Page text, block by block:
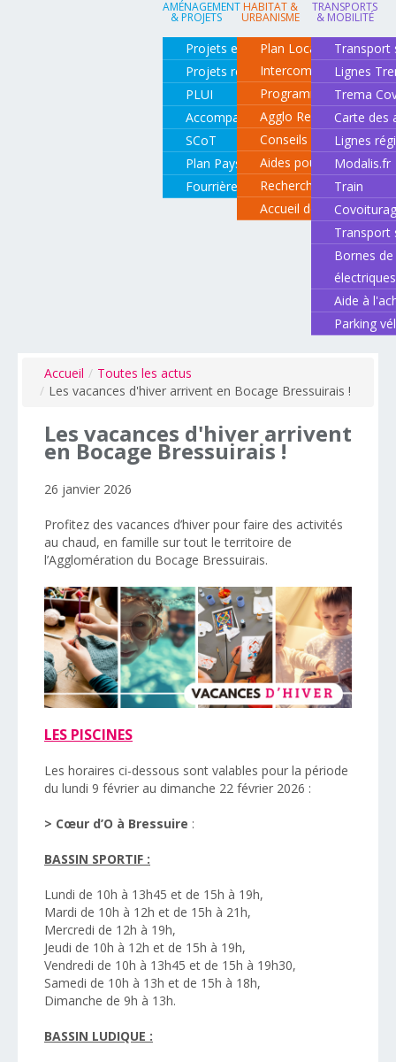
AMÉNAGEMENT
& PROJETS
Projets en cours
Projets réalisés
PLUI
Accompagnement de projets
SCoT
Plan Paysage
Fourrière animale
HABITAT &
URBANISME
Plan Local d'Urbanisme
Intercommunal
Programme local de
Agglo Renov
Conseils pour rénover
Aides pour rénover
Recherche d'un
Accueil des gens du
TRANSPORTS
& MOBILITÉ
Transport
Lignes
Trema
Carte des
Lignes
Modalis.fr
Train
Transport
Bornes
électriques
Aide à
Parking
Accueil / Toutes les actus
/ Les vacances d'hiver arrivent en Bocage Bressuirais !
Les vacances d'hiver arrivent
enBocage Bressuirais!
26 janvier 2026
Profitez des vacances d’hiver pour faire des activités
au chaud, en famille sur tout le territoire de
l’Agglomération du Bocage Bressuirais.
LES PISCINES
Les horaires ci-dessous sont valables pour la période
du lundi 9 février au dimanche 22 février 2026 :
> Cœur d’O à Bressuire :
BASSIN SPORTIF :
Lundi de 10h à 13h45 et de 15h à 19h,
Mardi de 10h à 12h et de 15h à 21h,
Mercredi de 12h à 19h,
Jeudi de 10h à 12h et de 15h à 19h,
Vendredi de 10h à 13h45 et de 15h à 19h30,
Samedi de 10h à 13h et de 15h à 18h,
Dimanche de 9h à 13h.
BASSIN LUDIQUE :